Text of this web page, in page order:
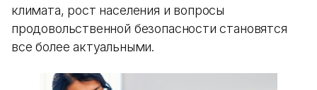
климата, рост населения и вопросы
продовольственной безопасности становятся
все более актуальными.